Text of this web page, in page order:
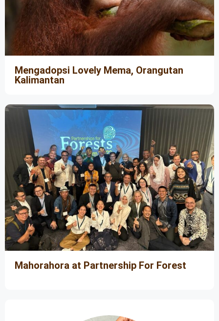
Mengadopsi Lovely Mema, Orangutan
Kalimantan
Mahorahora at Partnership For Forest